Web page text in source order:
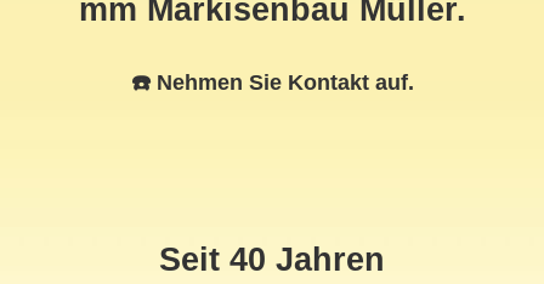
mm Markisenbau Müller.
☎️ Nehmen Sie Kontakt auf.
Seit 40 Jahren